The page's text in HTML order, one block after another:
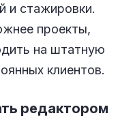
и стажировки.
проекты,
на штатную
клиентов.
редактором